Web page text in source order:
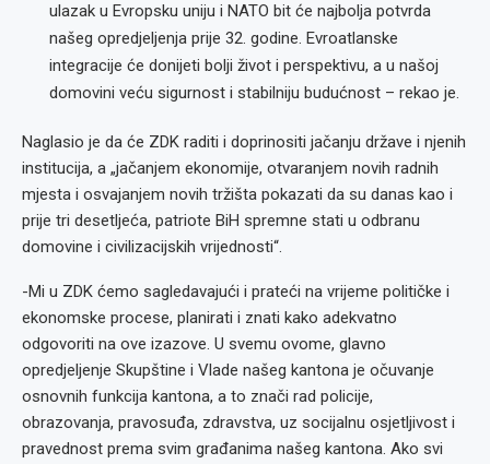
ulazak u Evropsku uniju i NATO bit će najbolja potvrda
našeg opredjeljenja prije 32. godine. Evroatlanske
integracije će donijeti bolji život i perspektivu, a u našoj
domovini veću sigurnost i stabilniju budućnost – rekao je.
Naglasio je da će ZDK raditi i doprinositi jačanju države i njenih
institucija, a „jačanjem ekonomije, otvaranjem novih radnih
mjesta i osvajanjem novih tržišta pokazati da su danas kao i
prije tri desetljeća, patriote BiH spremne stati u odbranu
domovine i civilizacijskih vrijednosti“.
-Mi u ZDK ćemo sagledavajući i prateći na vrijeme političke i
ekonomske procese, planirati i znati kako adekvatno
odgovoriti na ove izazove. U svemu ovome, glavno
opredjeljenje Skupštine i Vlade našeg kantona je očuvanje
osnovnih funkcija kantona, a to znači rad policije,
obrazovanja, pravosuđa, zdravstva, uz socijalnu osjetljivost i
pravednost prema svim građanima našeg kantona. Ako svi